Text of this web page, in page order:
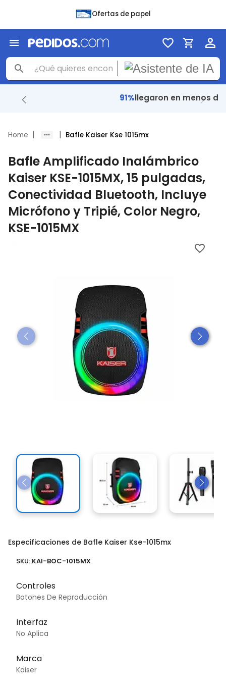
Ofertas de papel
llegaron en menos de 24 Hrs.
Home | | Bafle Kaiser Kse 1015mx
Bafle Amplificado Inalámbrico
Kaiser KSE-1015MX, 15 pulgadas,
Conectividad Bluetooth, Incluye
Micrófono y Tripié, Color Negro,
KSE-1015MX
Especificaciones de Bafle Kaiser Kse-1015mx
SKU: KAI-BOC-1015MX
Controles
Botones De Reproducción
Interfaz
No Aplica
Marca
Kaiser